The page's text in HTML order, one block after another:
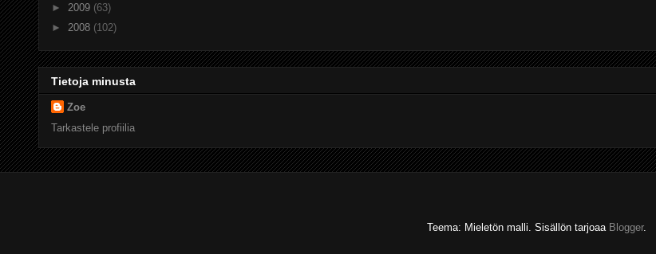
► 2009 (63)
► 2008 (102)
Tietoja minusta
Zoe
Tarkastele profiilia
Teema: Mieletön malli. Sisällön tarjoaa Blogger.